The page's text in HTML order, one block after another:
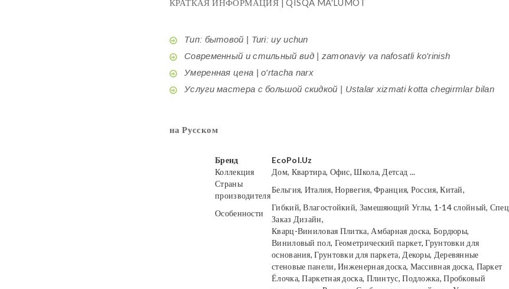
КРАТКАЯ ИНФОРМАЦИЯ | QISQA MA'LUMOT
Тип: бытовой | Turi: uy uchun
Современный и стильный вид | zamonaviy va nafosatli ko'rinish
Умеренная цена | o'rtacha narx
Услуги мастера с большой скидкой | Ustalar xizmati kotta chegirmlar bilan
на Русском
Бренд EcoPol.Uz
Коллекция
Дом, Квартира, Офис, Школа, Детсад ...
Страны
производителя
Бельгия, Италия, Норвегия, Франция, Россия, Китай,
Особенности
Гибкий, Влагостойкий, Замешяющий Углы, 1-14 слойный, Спец
Заказ Дизайн,
Кварц-Виниловая Плитка, Амбарная доска, Бордюры,
Виниловый пол, Геометрический паркет, Грунтовки для
основания, Грунтовки для паркета, Декоры, Деревянные
стеновые панели, Инженерная доска, Массивная доска, Паркет
Ёлочка, Паркетная доска, Плинтус, Подложка, Пробковый